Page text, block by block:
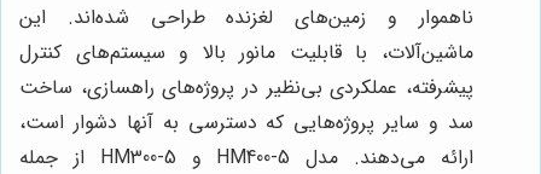
ناهموار و زمین‌های لغزنده طراحی شده‌اند. این
ماشین‌آلات، با قابلیت مانور بالا و سیستم‌های کنترل
پیشرفته، عملکردی بی‌نظیر در پروژه‌های راهسازی، ساخت
سد و سایر پروژه‌هایی که دسترسی به آنها دشوار است،
ارائه می‌دهند. مدل HM400-5 و HM300-5 از جمله